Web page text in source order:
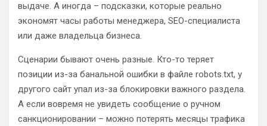
выдаче. А иногда – подсказки, которые реально
экономят часы работы менеджера, SEO-специалиста
или даже владельца бизнеса.
Сценарии бывают очень разные. Кто-то теряет
позиции из-за банальной ошибки в файле robots.txt, у
другого сайт упал из-за блокировки важного раздела.
А если вовремя не увидеть сообщение о ручном
санкционировании – можно потерять месяцы трафика